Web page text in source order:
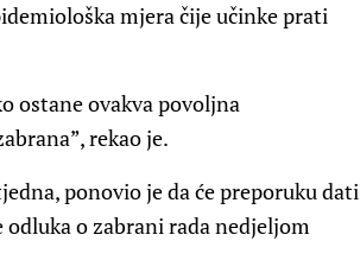
mjera čije učinke prati
ostane ovakva povoljna
rekao je.
ponovio je da će preporuku dati
odluka o zabrani rada nedjeljom